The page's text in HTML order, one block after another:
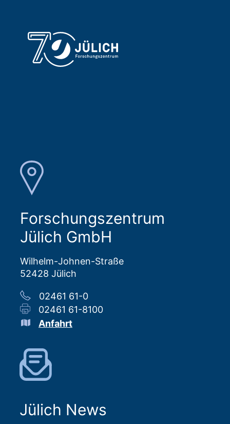
Forschungszentrum
Jülich GmbH
Wilhelm-Johnen-Straße
52428 Jülich
02461 61-0
02461 61-8100
Anfahrt
Jülich News